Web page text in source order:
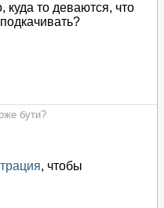
куда то деваются, что
бути?
, чтобы